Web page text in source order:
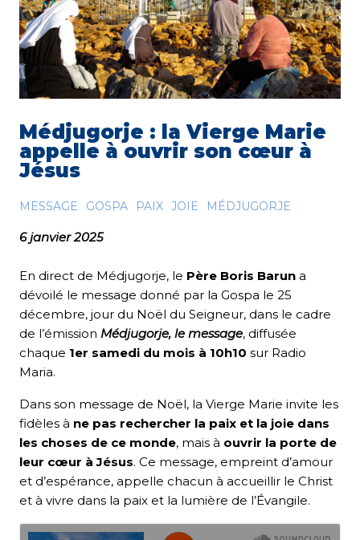
Médjugorje : la Vierge Marie
appelle à ouvrir son cœur à
Jésus
MESSAGE GOSPA PAIX JOIE MÉDJUGORJE
6 janvier 2025
En direct de Médjugorje, le Père Boris Barun a
dévoilé le message donné par la Gospa le 25
décembre, jour du Noël du Seigneur, dans le cadre
de l’émission Médjugorje, le message, diffusée
chaque 1er samedi du mois à 10h10 sur Radio
Maria.
Dans son message de Noël, la Vierge Marie invite les
fidèles à ne pas rechercher la paix et la joie dans
les choses de ce monde, mais à ouvrir la porte de
leur cœur à Jésus. Ce message, empreint d’amour
et d’espérance, appelle chacun à accueillir le Christ
et à vivre dans la paix et la lumière de l’Évangile.